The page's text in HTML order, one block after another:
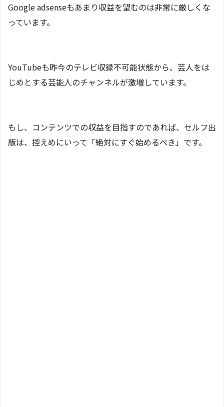
Google adsenseもあまり収益を望むのは非常に厳しくな
っています。
YouTubeも昨今のテレビ収録不可能状態から、芸人をは
じめとする芸能人のチャンネルが激増しています。
もし、コンテンツでの収益を目指すのであれば、セルフ出
版は、控えめにいって「絶対にすぐ始めるべき」です。